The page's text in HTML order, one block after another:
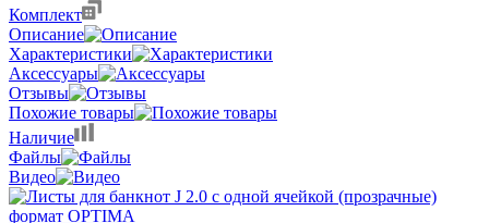
Комплект
Описание
Характеристики
Аксессуары
Отзывы
Похожие товары
Наличие
Файлы
Видео